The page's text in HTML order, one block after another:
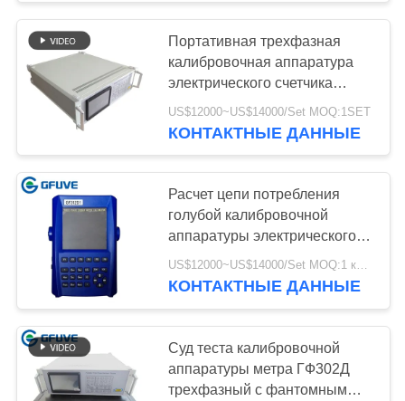
PRIVACY
POLICY
Портативная трехфазная
калибровочная аппаратура
электрического счетчика
0,05% класса точности
US$12000~US$14000/Set MOQ:1SET
КОНТАКТНЫЕ ДАННЫЕ
Расчет цепи потребления
голубой калибровочной
аппаратуры электрического
счетчика Ак точности низкий
US$12000~US$14000/Set MOQ:1 комплект
КОНТАКТНЫЕ ДАННЫЕ
Суд теста калибровочной
аппаратуры метра ГФ302Д
трехфазный с фантомным